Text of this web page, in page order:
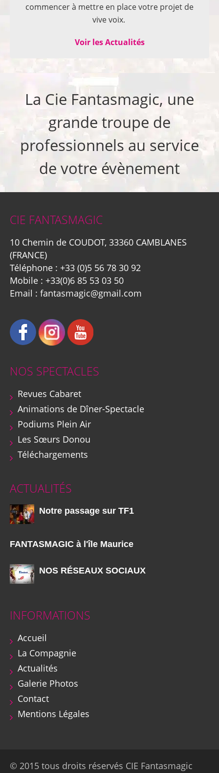
commencer à mettre en place votre projet de
vive voix.
Voir les Actualités
La Cie Fantasmagic, une
grande troupe de
professionnels au service
de votre évènement
CIE FANTASMAGIC
10 Chemin de COUDOT, 33360 CAMBLANES
(FRANCE)
Téléphone : +33 (0)5 56 78 30 92
Mobile : +33(0)6 85 53 03 50
Email : fantasmagic@gmail.com
NOS SPECTACLES
Revues Cabaret
Animations de Dîner-Spectacle
Podiums Plein Air
Les Sœurs Donou
Téléchargements
ACTUALITÉS
Notre passage sur TF1
FANTASMAGIC à l'île Maurice
NOS RÉSEAUX SOCIAUX
INFORMATIONS
Accueil
La Compagnie
Actualités
Galerie Photos
Contact
Mentions Légales
© 2015 tous droits réservés CIE Fantasmagic